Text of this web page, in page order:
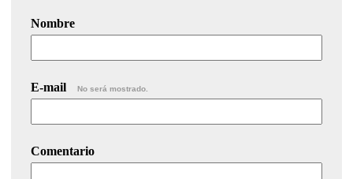
Nombre
E-mail No será mostrado.
Comentario